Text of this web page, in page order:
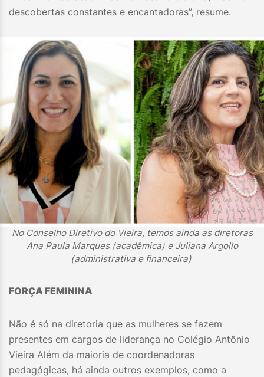
descobertas constantes e encantadoras”, resume.
No Conselho Diretivo do Vieira, temos ainda as diretoras
Ana Paula Marques (acadêmica) e Juliana Argollo
(administrativa e financeira)
FORÇA FEMININA
Não é só na diretoria que as mulheres se fazem
presentes em cargos de liderança no Colégio Antônio
Vieira Além da maioria de coordenadoras
pedagógicas, há ainda outros exemplos, como a